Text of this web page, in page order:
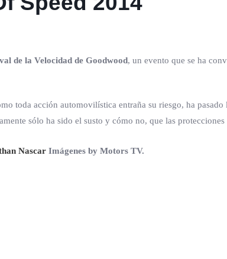
de la Velocidad de Goodwood, un evento que se ha
toda acción automovilística entraña su riesgo, ha
sólo ha sido el susto y cómo no, que las protecciones
Nascar Imágenes by Motors TV.